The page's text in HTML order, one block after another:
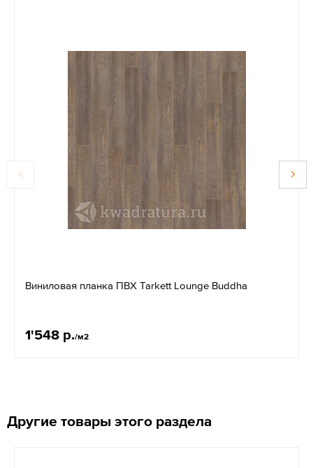
Виниловая планка ПВХ Tarkett Lounge Buddha
1'548 р./м2
Другие товары этого раздела